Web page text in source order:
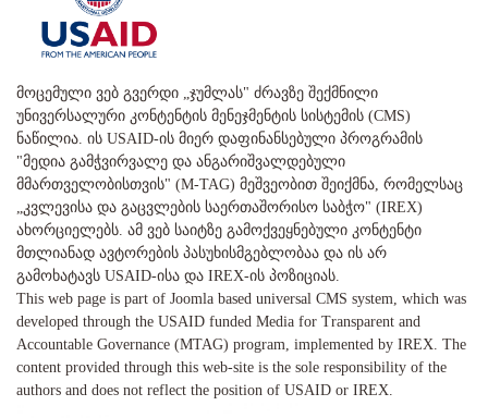
მოცემული ვებ გვერდი „ჯუმლას" ძრავზე შექმნილი
უნივერსალური კონტენტის მენეჯმენტის სისტემის (CMS)
ნაწილია. ის USAID-ის მიერ დაფინანსებული პროგრამის
"მედია გამჭვირვალე და ანგარიშვალდებული
მმართველობისთვის" (M-TAG) მეშვეობით შეიქმნა, რომელსაც
„კვლევისა და გაცვლების საერთაშორისო საბჭო" (IREX)
ახორციელებს. ამ ვებ საიტზე გამოქვეყნებული კონტენტი
მთლიანად ავტორების პასუხისმგებლობაა და ის არ
გამოხატავს USAID-ისა და IREX-ის პოზიციას.
This web page is part of Joomla based universal CMS system, which was
developed through the USAID funded Media for Transparent and
Accountable Governance (MTAG) program, implemented by IREX. The
content provided through this web-site is the sole responsibility of the
authors and does not reflect the position of USAID or IREX.